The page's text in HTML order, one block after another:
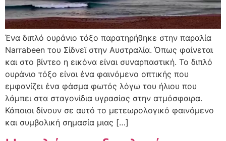
Ένα διπλό ουράνιο τόξο παρατηρήθηκε στην παραλία
Narrabeen του Σίδνεϊ στην Αυστραλία. Όπως φαίνεται
και στο βίντεο η εικόνα είναι συναρπαστική. Το διπλό
ουράνιο τόξο είναι ένα φαινόμενο οπτικής που
εμφανίζει ένα φάσμα φωτός λόγω του ήλιου που
λάμπει στα σταγονίδια υγρασίας στην ατμόσφαιρα.
Κάποιοι δίνουν σε αυτό το μετεωρολογικό φαινόμενο
και συμβολική σημασία μιας […]